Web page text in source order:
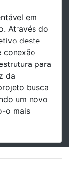
em
Através do
deste
conexão
para
da
busca
um novo
o mais